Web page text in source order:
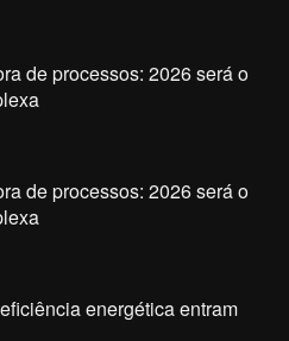
de processos: 2026 será o
de processos: 2026 será o
energética entram